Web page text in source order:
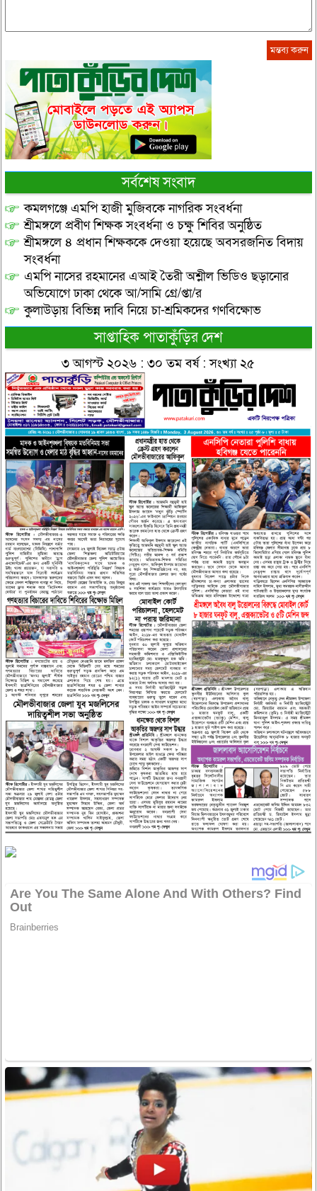
সর্বশেষ সংবাদ
কমলগঞ্জে এমপি হাজী মুজিবকে নাগরিক সংবর্ধনা
শ্রীমঙ্গলে প্রবীণ শিক্ষক সংবর্ধনা ও চক্ষু শিবির অনুষ্ঠিত
শ্রীমঙ্গলে ৪ প্রধান শিক্ষককে দেওয়া হয়েছে অবসরজনিত বিদায়
সংবর্ধনা
এমপি নাসের রহমানের এআই তৈরী অশ্লীল ভিডিও ছড়ানোর
অভিযোগে ঢাকা থেকে আ/সামি গ্রে/প্তা/র
কুলাউড়ায় বিভিন্ন দাবি নিয়ে চা-শ্রমিকদের গণবিক্ষোভ
সাপ্তাহিক পাতাকুঁড়ির দেশ
৩ আগস্ট ২০২৬ : ৩০ তম বর্ষ : সংখ্যা ২৫